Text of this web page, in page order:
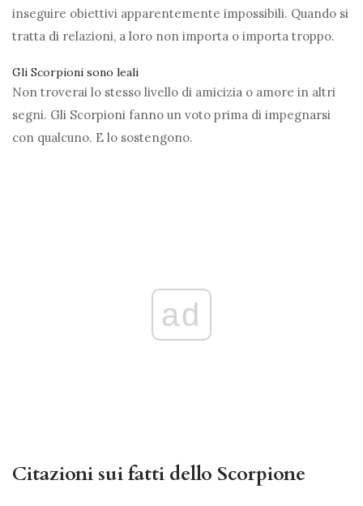
inseguire obiettivi apparentemente impossibili. Quando si
tratta di relazioni, a loro non importa o importa troppo.
Gli Scorpioni sono leali
Non troverai lo stesso livello di amicizia o amore in altri
segni. Gli Scorpioni fanno un voto prima di impegnarsi
con qualcuno. E lo sostengono.
ad
Citazioni sui fatti dello Scorpione